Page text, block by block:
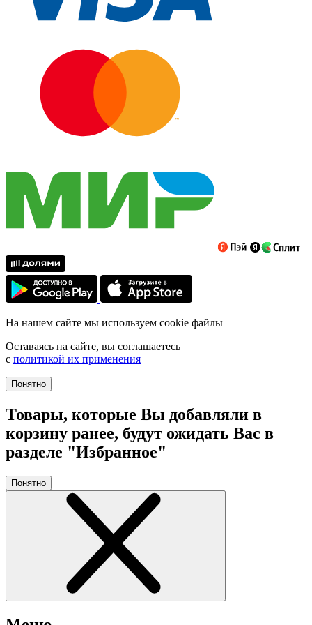
На нашем сайте мы используем cookie файлы
Оставаясь на сайте, вы соглашаетесь
с политикой их применения
Понятно
Товары, которые Вы добавляли в
корзину ранее, будут ожидать Вас в
разделе "Избранное"
Понятно